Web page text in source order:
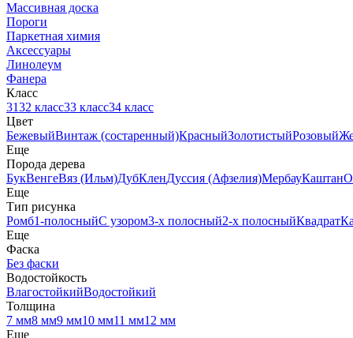
Массивная доска
Пороги
Паркетная химия
Аксессуары
Линолеум
Фанера
Класс
3132 класс33 класс34 класс
Цвет
БежевыйВинтаж (состаренный)КрасныйЗолотистыйРозовый
Еще
Порода дерева
БукВенгеВяз (Ильм)ДубКленДуссия (Афзелия)МербауКаштан
Еще
Тип рисунка
Ромб1-полосныйС узором3-х полосный2-х полосныйКвадрат
Еще
Фаска
Без фаски
Водостойкость
ВлагостойкийВодостойкий
Толщина
7 мм8 мм9 мм10 мм11 мм12 мм
Еще